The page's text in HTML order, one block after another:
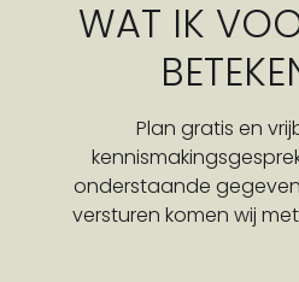
WAT IK
Plan gratis en
onderstaande
versturen komen wij